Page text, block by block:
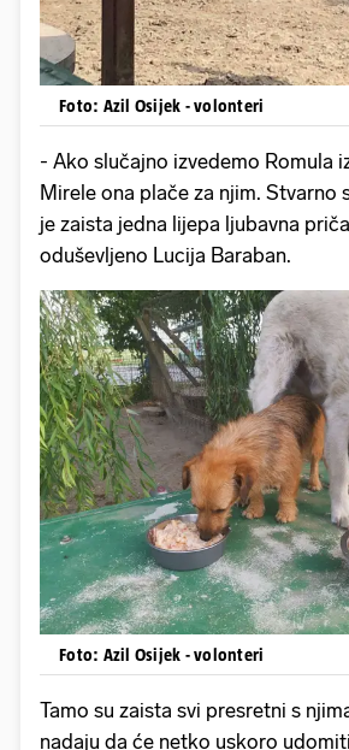
Foto: Azil Osijek - volonteri
- Ako slučajno izvedemo Romula
Mirele ona plače za njim. Stvarno
je zaista jedna lijepa ljubavna
oduševljeno Lucija Baraban.
Foto: Azil Osijek - volonteri
Tamo su zaista svi presretni s
nadaju da će netko uskoro